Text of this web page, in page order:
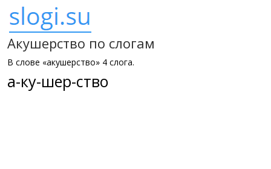
Акушерство по слогам
В слове «акушерство» 4 слога.
а-ку-шер-ство